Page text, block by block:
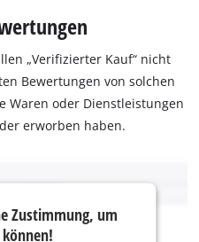
„Verifizierter Kauf“ nicht
Bewertungen von solchen
Waren oder Dienstleistungen
erworben haben.
Zustimmung, um